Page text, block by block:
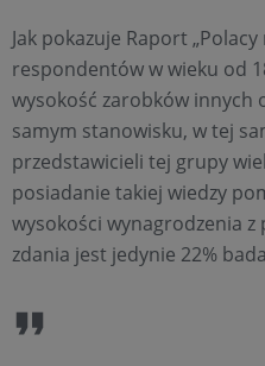
Jak pokazuje Raport
respondentów w wieku od
wysokość zarobków innych
samym stanowisku, w tej
przedstawicieli tej grupy
posiadanie takiej wiedzy
wysokości wynagrodzenia z
zdania jest jedynie 22%